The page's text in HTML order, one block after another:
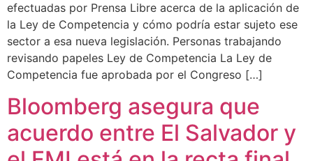
efectuadas por Prensa Libre acerca de la aplicación de
la Ley de Competencia y cómo podría estar sujeto ese
sector a esa nueva legislación. Personas trabajando
revisando papeles Ley de Competencia La Ley de
Competencia fue aprobada por el Congreso […]
Bloomberg asegura que
acuerdo entre El Salvador y